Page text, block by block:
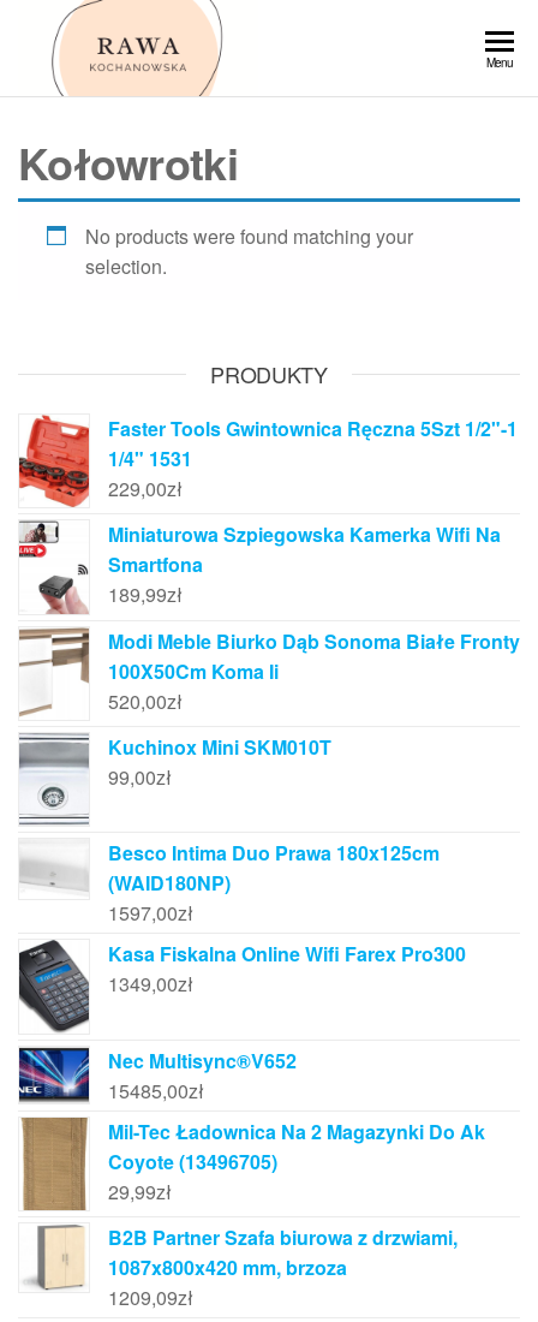
Przejdź
Menu
Kołowrotki
No products were found matching your
selection.
PRODUKTY
Faster Tools Gwintownica Ręczna 5Szt 1/2"-1
1/4" 1531
229,00zł
Miniaturowa Szpiegowska Kamerka Wifi Na
Smartfona
189,99zł
Modi Meble Biurko Dąb Sonoma Białe Fronty
100X50Cm Koma Ii
520,00zł
Kuchinox Mini SKM010T
99,00zł
Besco Intima Duo Prawa 180x125cm
(WAID180NP)
1597,00zł
Kasa Fiskalna Online Wifi Farex Pro300
1349,00zł
Nec Multisync®V652
15485,00zł
Mil-Tec Ładownica Na 2 Magazynki Do Ak
Coyote (13496705)
29,99zł
B2B Partner Szafa biurowa z drzwiami,
1087x800x420 mm, brzoza
1209,09zł